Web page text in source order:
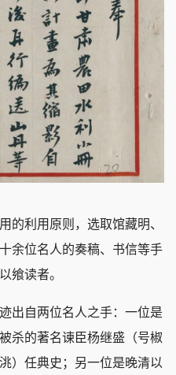
利用原则，选取馆藏明、
余位名人的奏稿、书信等手
飨读者。
自两位名人之手：一位是
杀的著名谏臣杨继盛（号椒
）任典史；另一位是晚清以